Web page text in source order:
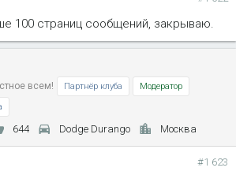
100 страниц сообщений, закрываю.
всем! Партнёр клуба
Модератор
644 Dodge Durango Москва
#1 623